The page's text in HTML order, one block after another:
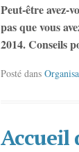
Peut-être avez-
pas que vous
2014. Conseils
Posté dans
Accueil